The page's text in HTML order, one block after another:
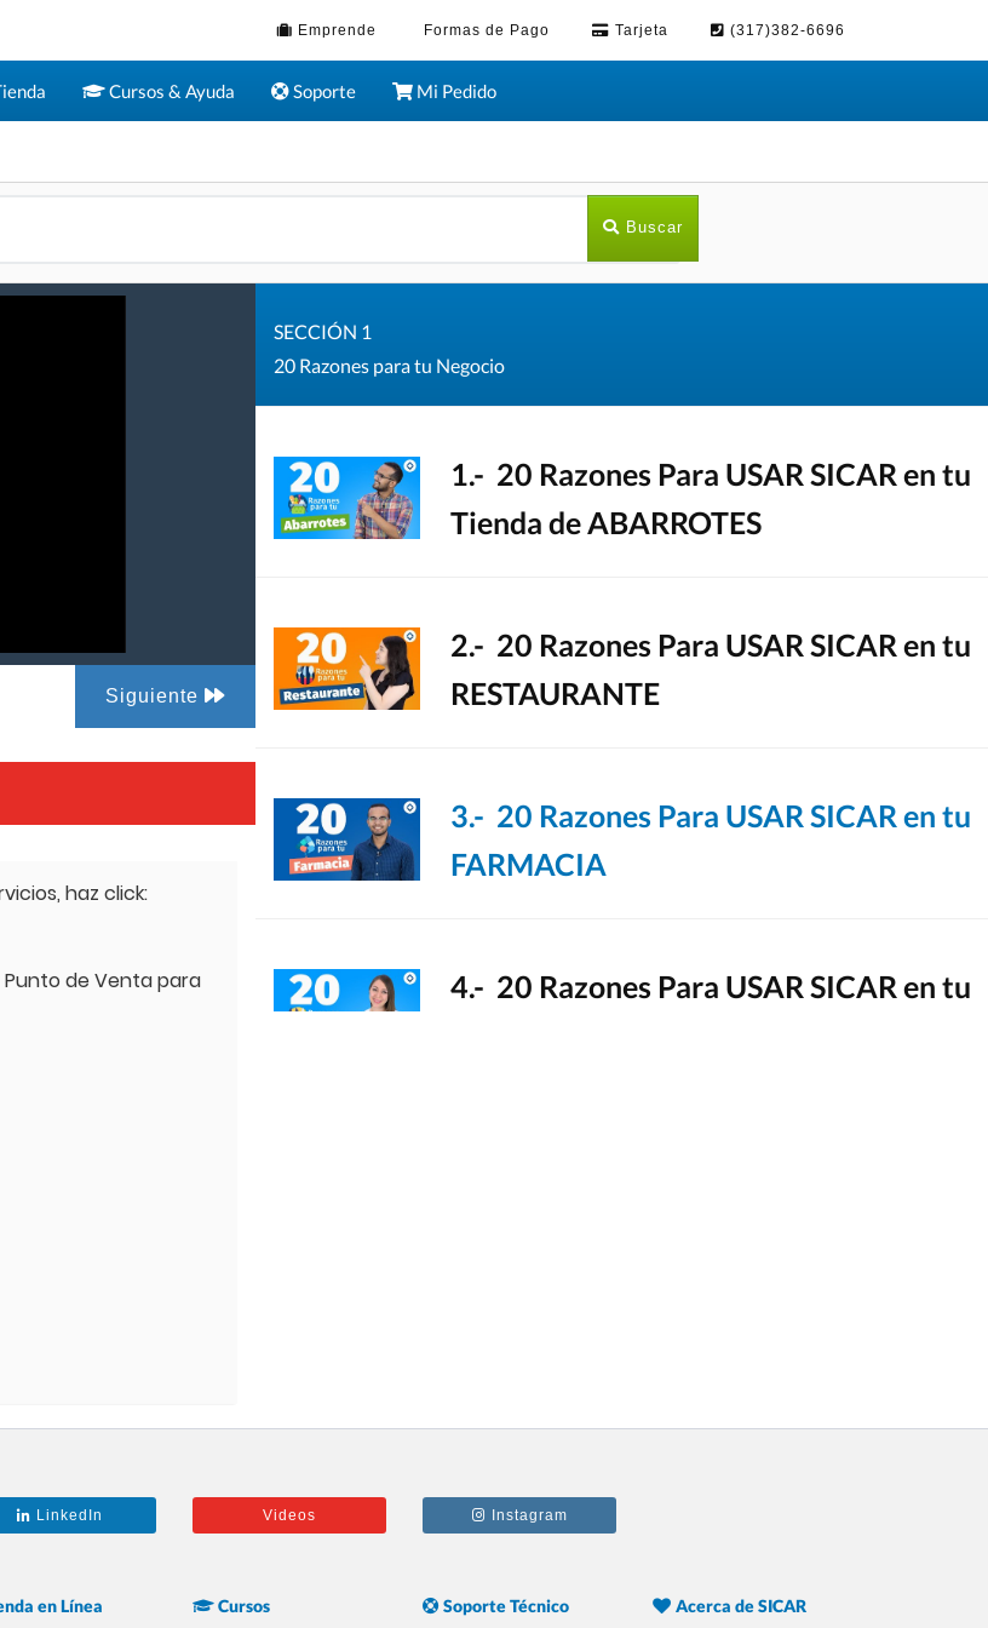
Emprende Formas de Pago Tarjeta (317)382-6696
Cursos & Ayuda Soporte Mi Pedido
Buscar
Siguiente
haz click:
Punto de Venta para
SECCIÓN 1
20 Razones para tu Negocio
1.- 20 Razones Para USAR SICAR en tu
Tienda de ABARROTES
2.- 20 Razones Para USAR SICAR en tu
RESTAURANTE
3.- 20 Razones Para USAR SICAR en tu
FARMACIA
4.- 20 Razones Para USAR SICAR en tu
7.- 20 Razones Para USAR SICAR en tu
LinkedIn Videos Instagram
en Línea Cursos Soporte Técnico Acerca de SICAR